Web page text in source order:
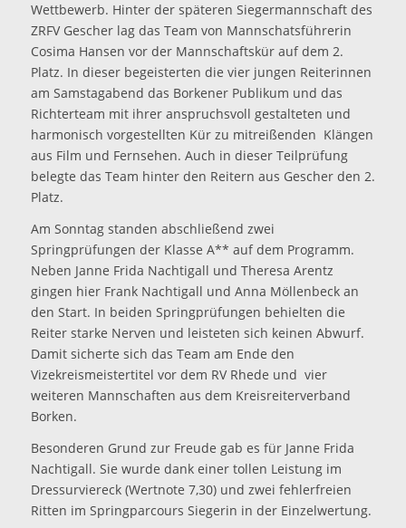
Wettbewerb. Hinter der späteren Siegermannschaft des
ZRFV Gescher lag das Team von Mannschatsführerin
Cosima Hansen vor der Mannschaftskür auf dem 2.
Platz. In dieser begeisterten die vier jungen Reiterinnen
am Samstagabend das Borkener Publikum und das
Richterteam mit ihrer anspruchsvoll gestalteten und
harmonisch vorgestellten Kür zu mitreißenden Klängen
aus Film und Fernsehen. Auch in dieser Teilprüfung
belegte das Team hinter den Reitern aus Gescher den 2.
Platz.
Am Sonntag standen abschließend zwei
Springprüfungen der Klasse A** auf dem Programm.
Neben Janne Frida Nachtigall und Theresa Arentz
gingen hier Frank Nachtigall und Anna Möllenbeck an
den Start. In beiden Springprüfungen behielten die
Reiter starke Nerven und leisteten sich keinen Abwurf.
Damit sicherte sich das Team am Ende den
Vizekreismeistertitel vor dem RV Rhede und vier
weiteren Mannschaften aus dem Kreisreiterverband
Borken.
Besonderen Grund zur Freude gab es für Janne Frida
Nachtigall. Sie wurde dank einer tollen Leistung im
Dressurviereck (Wertnote 7,30) und zwei fehlerfreien
Ritten im Springparcours Siegerin in der Einzelwertung.